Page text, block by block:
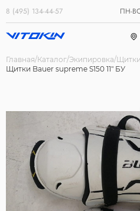
8 (495) 134-44-57 ПН-
Главная Каталог Экипировка Щитки
Щитки Bauer supreme S150 11" БУ